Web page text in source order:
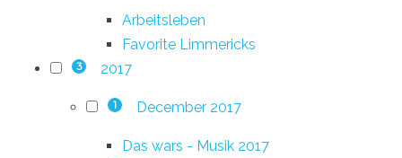
Arbeitsleben
Favorite Limmericks
3 2017
1 December 2017
Das wars - Musik 2017